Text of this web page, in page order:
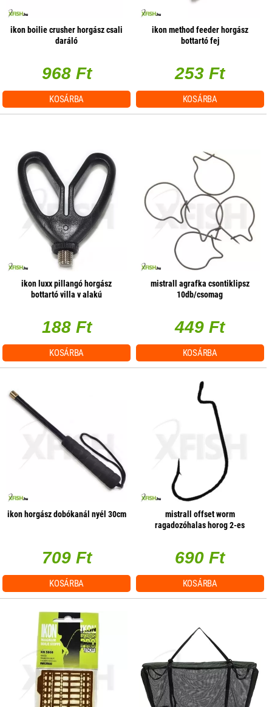
ikon boilie crusher horgász csali
daráló
968 Ft
KOSÁRBA
ikon method feeder horgász
bottartó fej
253 Ft
KOSÁRBA
ikon luxx pillangó horgász
bottartó villa v alakú
188 Ft
KOSÁRBA
mistrall agrafka csontiklipsz
10db/csomag
449 Ft
KOSÁRBA
ikon horgász dobókanál nyél 30cm
709 Ft
KOSÁRBA
mistrall offset worm
ragadozóhalas horog 2-es
690 Ft
KOSÁRBA